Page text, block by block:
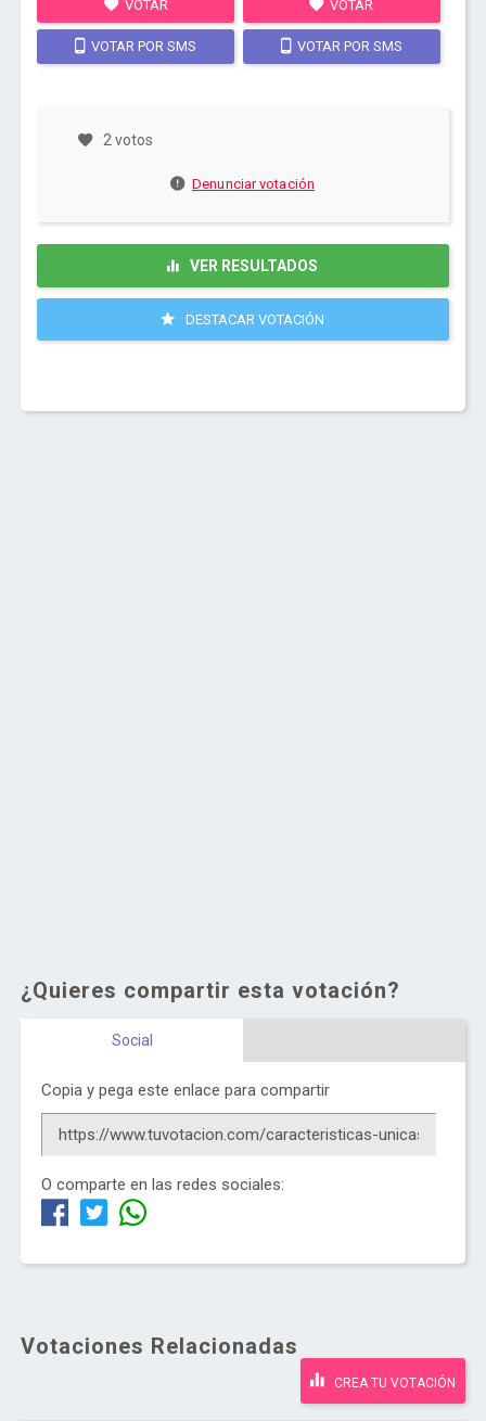
VOTAR
VOTAR POR SMS
VOTAR
VOTAR POR SMS
2 votos
Denunciar votación
VER RESULTADOS
DESTACAR VOTACIÓN
¿Quieres compartir esta votación?
Social
Copia y pega este enlace para compartir
O comparte en las redes sociales:
Votaciones Relacionadas
CREA TU VOTACIÓN